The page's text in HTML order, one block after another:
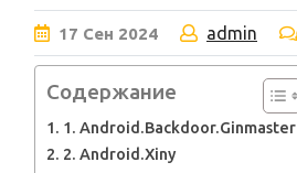
17 Сен 2024 admin
Содержание
1. Android.Backdoor.Ginmaster
2. Android.Xiny